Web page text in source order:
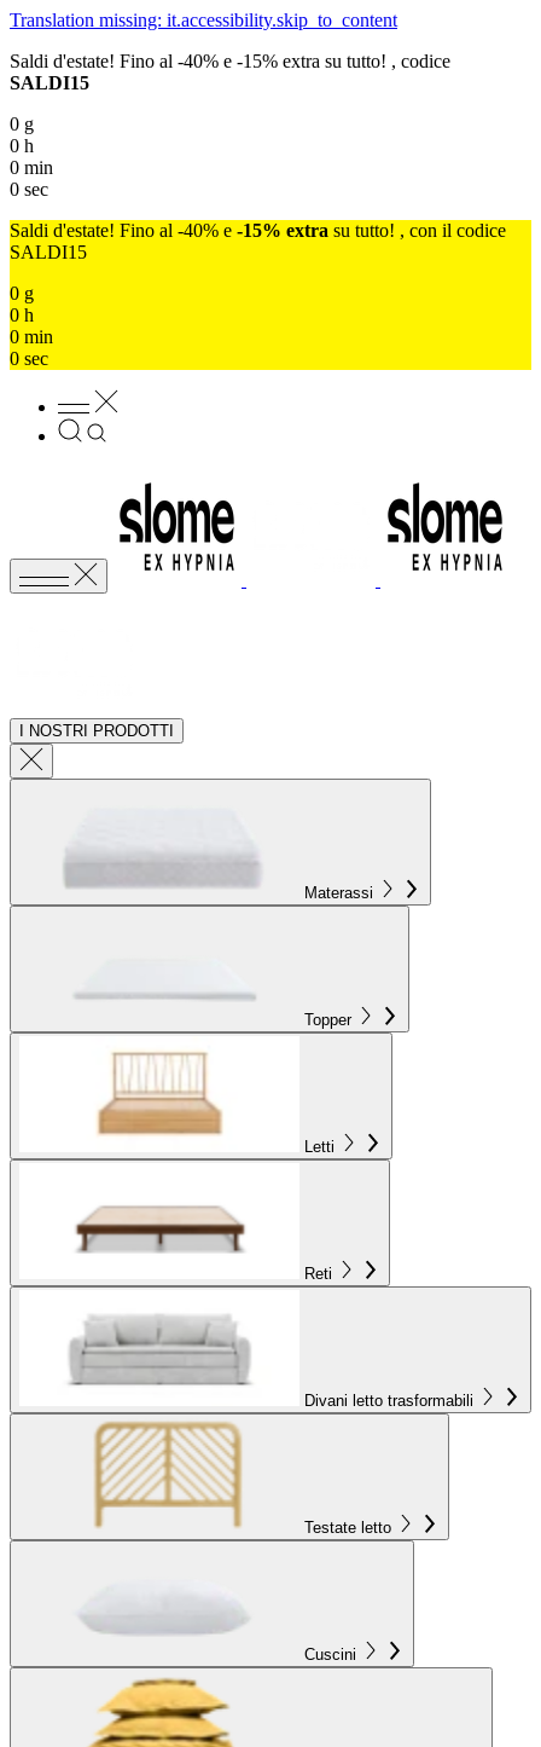
Translation missing: it.accessibility.skip_to_content
Saldi d'estate! Fino al -40% e -15% extra su tutto! , codice
SALDI15
0 g
0 h
0 min
0 sec
Saldi d'estate! Fino al -40% e -15% extra su tutto! , con il codice
SALDI15
0 g
0 h
0 min
0 sec
I NOSTRI PRODOTTI
Materassi
Topper
Letti
Reti
Divani letto trasformabili
Testate letto
Cuscini